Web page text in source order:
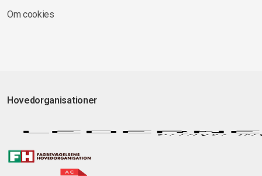
Om cookies
Hovedorganisationer